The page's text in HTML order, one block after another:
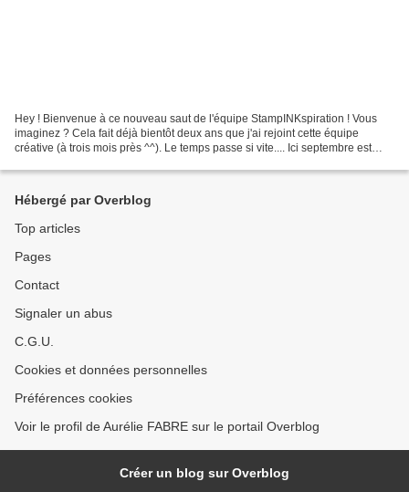
Hey ! Bienvenue à ce nouveau saut de l'équipe StampINKspiration ! Vous
imaginez ? Cela fait déjà bientôt deux ans que j'ai rejoint cette équipe
créative (à trois mois près ^^). Le temps passe si vite.... Ici septembre est
Hébergé par Overblog
Top articles
Pages
Contact
Signaler un abus
C.G.U.
Cookies et données personnelles
Préférences cookies
Voir le profil de Aurélie FABRE sur le portail Overblog
Créer un blog sur Overblog